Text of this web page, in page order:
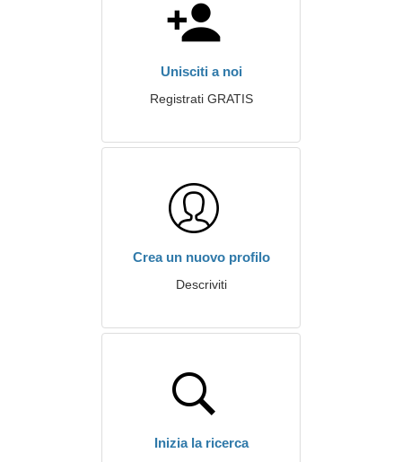
Unisciti a noi
Registrati GRATIS
Crea un nuovo profilo
Descriviti
Inizia la ricerca